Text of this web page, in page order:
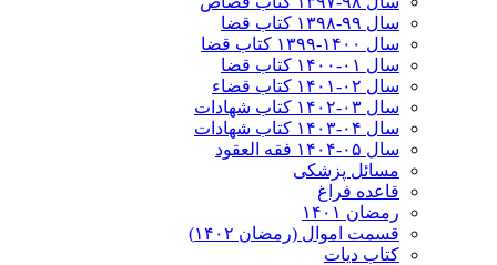
سال ۹۹-۱۳۹۸‍ کتاب قضا
سال ۱۴۰۰-۱۳۹۹ کتاب قضا
سال ۰۱-۱۴۰۰ کتاب قضا
سال ۰۲-۱۴۰۱ کتاب قضاء
سال ۰۳-۱۴۰۲ کتاب شهادات
سال ۰۴-۱۴۰۳ کتاب شهادات
سال ۰۵-۱۴۰۴ فقه العقود
مسائل پزشکی
قاعده فراغ
رمضان ۱۴۰۱
قسمت اموال (رمضان ۱۴۰۲)
کتاب دیات